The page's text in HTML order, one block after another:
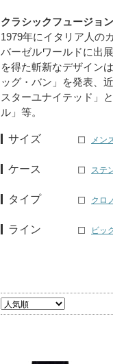
クラシックフュージョン
1979年にイタリア人の
バーゼルワールドに出
を得た斬新なデザイン
ッグ・バン」を発表、
スターユナイテッド」
ル」等。
サイズ メン
ケース ステ
タイプ クロ
ライン ビッ